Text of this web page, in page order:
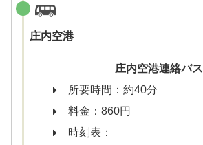
庄内空港
庄内空港連絡バス
所要時間：約40分
料金：860円
時刻表：